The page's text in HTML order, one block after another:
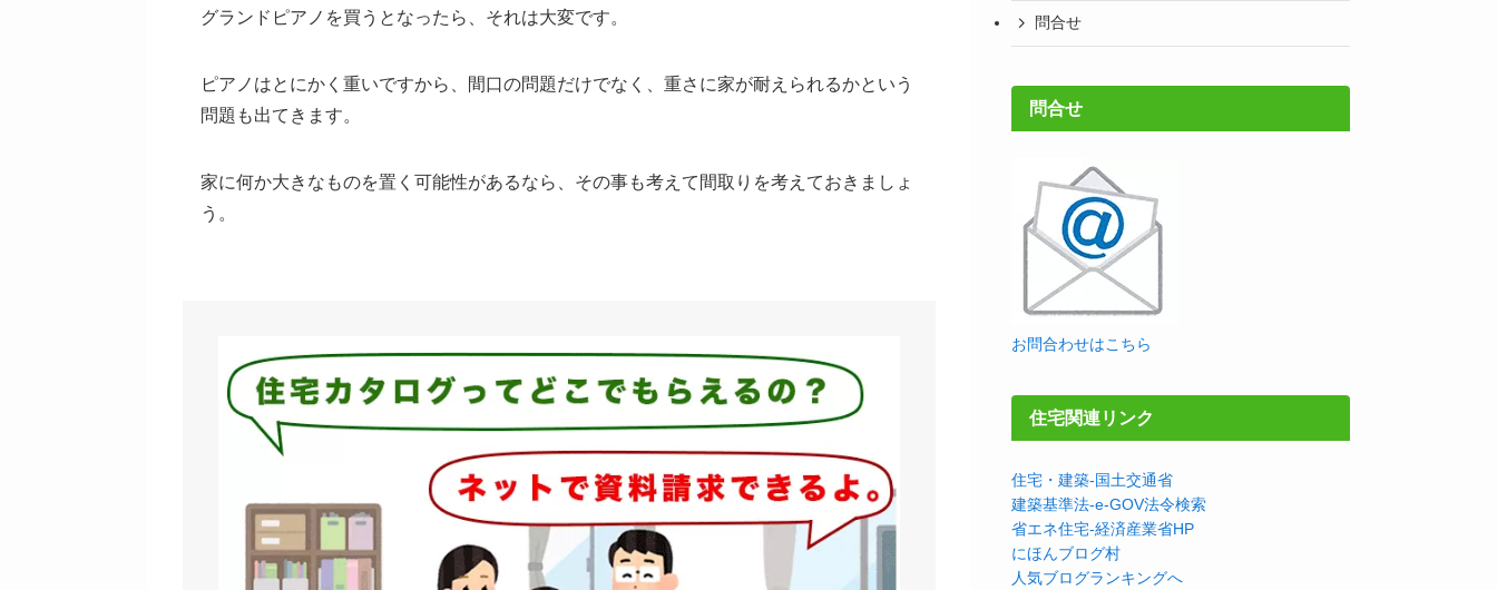
グランドピアノを買うとなったら、それは大変です。
ピアノはとにかく重いですから、間口の問題だけでなく、重さに家が耐えられるかという
問題も出てきます。
家に何か大きなものを置く可能性があるなら、その事も考えて間取りを考えておきましょ
う。
問合せ
問合せ
お問合わせはこちら
住宅関連リンク
住宅・建築-国土交通省
建築基準法-e-GOV法令検索
省エネ住宅-経済産業省HP
にほんブログ村
人気ブログランキングへ